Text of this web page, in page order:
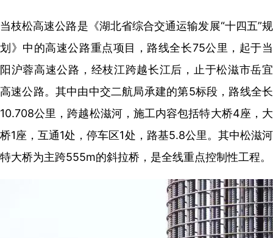
当枝松高速公路是《湖北省综合交通运输发展“十四五”规
划》中的高速公路重点项目，路线全长75公里，起于当
阳沪蓉高速公路，经枝江跨越长江后，止于松滋市岳宜
高速公路。其中由中交二航局承建的第5标段，路线全长
10.708公里，跨越松滋河，施工内容包括特大桥4座，大
桥1座，互通1处，停车区1处，路基5.8公里。其中松滋河
特大桥为主跨555m的斜拉桥，是全线重点控制性工程。